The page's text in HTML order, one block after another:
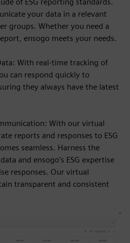
your data in a relevant
groups. Whether you need a
ensogo meets your needs.
With real-time tracking of
can respond quickly to
they always have the latest
With our virtual
reports and responses to ESG
seamless. Harness the
and ensogo’s ESG expertise
responses. Our virtual
transparent and consistent